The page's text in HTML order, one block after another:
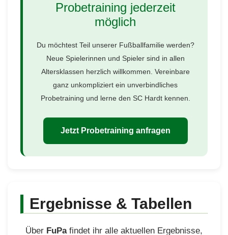
Probetraining jederzeit
möglich
Du möchtest Teil unserer Fußballfamilie werden?
Neue Spielerinnen und Spieler sind in allen
Altersklassen herzlich willkommen. Vereinbare
ganz unkompliziert ein unverbindliches
Probetraining und lerne den SC Hardt kennen.
Jetzt Probetraining anfragen
Ergebnisse & Tabellen
Über FuPafindet ihr alle aktuellen Ergebnisse,